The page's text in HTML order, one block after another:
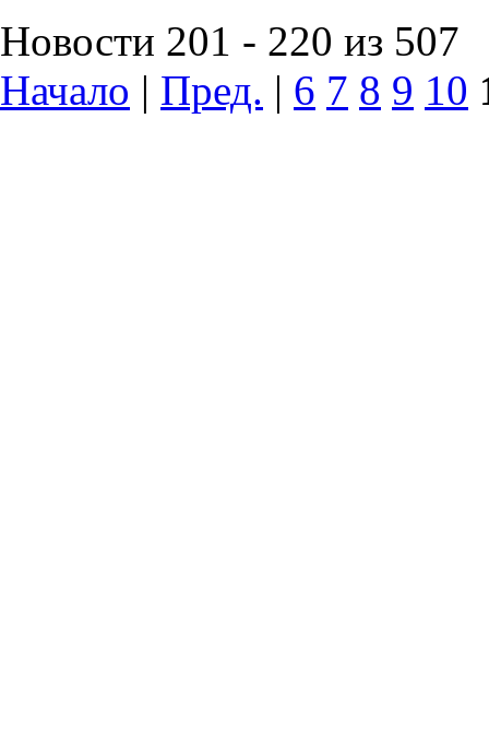
Новости 201 - 220 из 507
Начало | Пред. | 6 7 8 9 10